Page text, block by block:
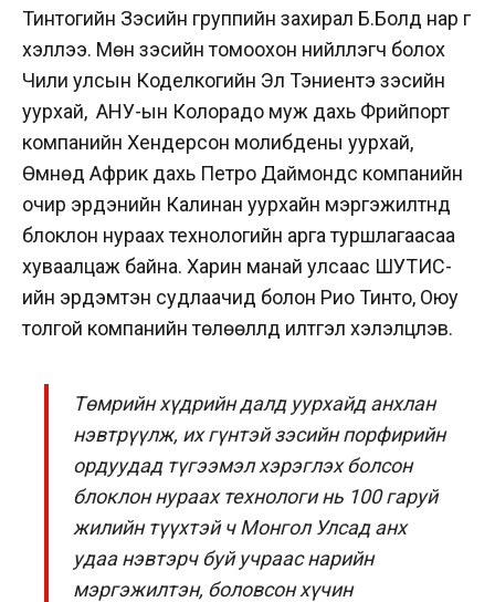
Тинтогийн Зэсийн группийн захирал Б.Болд нар үг
хэллээ. Мөн зэсийн томоохон нийлүүлэгч болох
Чили улсын Коделкогийн Эл Тэниентэ зэсийн
уурхай, АНУ-ын Колорадо муж дахь Фрийпорт
компанийн Хендерсон молибдены уурхай,
Өмнөд Африк дахь Петро Даймондс компанийн
очир эрдэнийн Калинан уурхайн мэргэжилтнүүд
блоклон нураах технологийн арга туршлагаасаа
хуваалцаж байна. Харин манай улсаас ШУТИС-
ийн эрдэмтэн судлаачид болон Рио Тинто, Оюу
толгой компанийн төлөөллүүд илтгэл хэлэлцүүлэв.
Төмрийн хүдрийн далд уурхайд анхлан
нэвтрүүлж, их гүнтэй зэсийн порфирийн
ордуудад түгээмэл хэрэглэх болсон
блоклон нураах технологи нь 100 гаруй
жилийн түүхтэй ч Монгол Улсад анх
удаа нэвтэрч буй учраас нарийн
мэргэжилтэн, боловсон хүчин